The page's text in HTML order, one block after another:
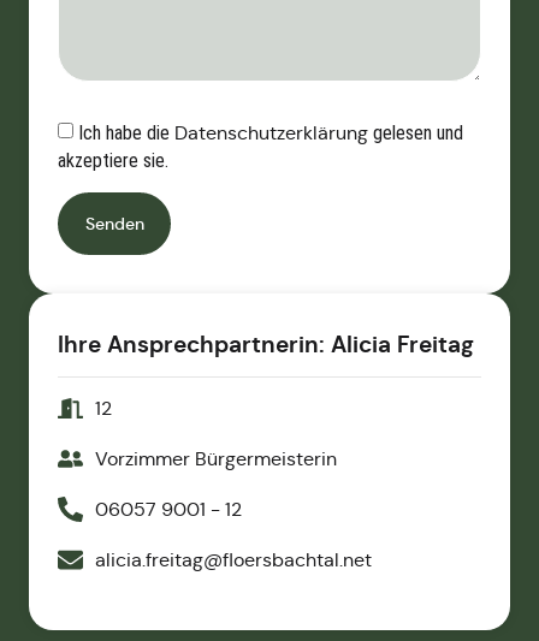
Ich habe die Datenschutzerklärung gelesen und
akzeptiere sie.
Senden
Ihre Ansprechpartnerin: Alicia Freitag
12
Vorzimmer Bürgermeisterin
06057 9001 - 12
alicia.freitag@floersbachtal.net